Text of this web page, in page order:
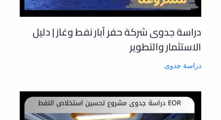
دراسة جدوى شركة حفر آبار نفط وغاز | دليل
الاستثمار والتطوير
دراسة جدوى